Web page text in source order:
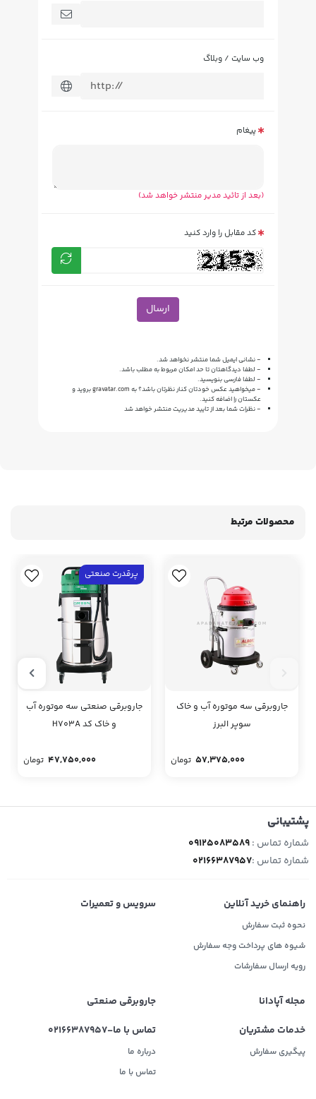
وب سایت / وبلاگ
پیغام
(بعد از تائید مدیر منتشر خواهد شد)
کد مقابل را وارد کنید
ارسال
- نشانی ایمیل شما منتشر نخواهد شد.
- لطفا دیدگاهتان تا حد امکان مربوط به مطلب باشد.
- لطفا فارسی بنویسید.
- میخواهید عکس خودتان کنار نظرتان باشد؟ به gravatar.comبروید و
عکستان را اضافه کنید.
- نظرات شما بعد از تایید مدیریت منتشر خواهد شد
محصولات مرتبط
جاروبرقی سه موتوره آب و خاک
سوپر البرز
57,375,000 تومان
پرقدرت صنعتی
جاروبرقی صنعتی سه موتوره آب
و خاک کد H703A
47,750,000 تومان
پشتیبانی
شماره تماس :09125083589
شماره تماس :02166387957
راهنمای خرید آنلاین
نحوه ثبت سفارش
شیوه های پرداخت وجه سفارش
رویه ارسال سفارشات
سرویس و تعمیرات
مجله آپادانا
جاروبرقی صنعتی
خدمات مشتریان
پیگیری سفارش
تماس با ما-02166387957
درباره ما
تماس با ما